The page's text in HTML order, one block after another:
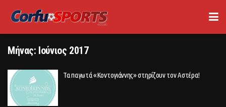
Μήνας: Ιούνιος 2017
Τα παγωτά «Κοντογιάννης» στηρίζουν τον Αστέρα!